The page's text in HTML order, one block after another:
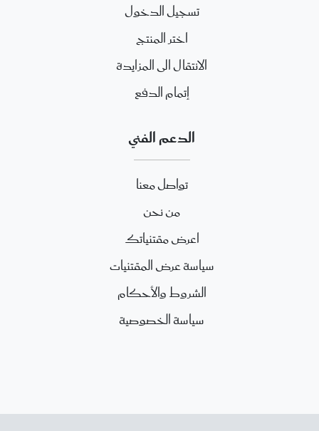
تسجيل الدخول
اختر المنتج
الانتقال الى المزايدة
إتمام الدفع
الدعم الفني
تواصل معنا
من نحن
اعرض مقتنياتك
سياسة عرض المقتنيات
الشروط والأحكام
سياسة الخصوصية